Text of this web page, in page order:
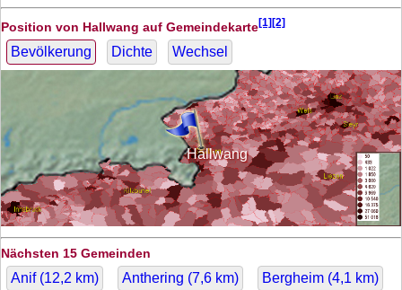
Position von Hallwang auf Gemeindekarte[1][2]
Bevölkerung Dichte Wechsel
Hallwang
Nächsten 15 Gemeinden
Anif (12,2 km) Anthering (7,6 km) Bergheim (4,1 km)